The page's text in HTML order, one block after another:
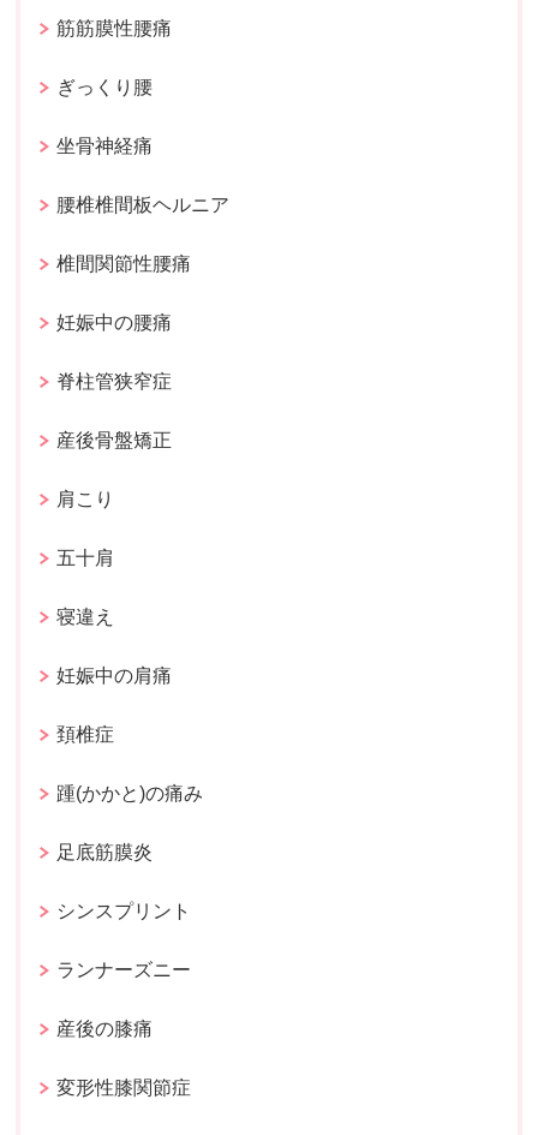
筋筋膜性腰痛
ぎっくり腰
坐骨神経痛
腰椎椎間板ヘルニア
椎間関節性腰痛
妊娠中の腰痛
脊柱管狭窄症
産後骨盤矯正
肩こり
五十肩
寝違え
妊娠中の肩痛
頚椎症
踵(かかと)の痛み
足底筋膜炎
シンスプリント
ランナーズニー
産後の膝痛
変形性膝関節症